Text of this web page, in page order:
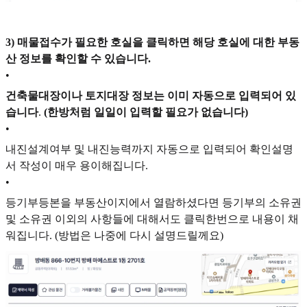
3) 매물접수가 필요한 호실을 클릭하면 해당 호실에 대한 부동
산 정보를 확인할 수 있습니다.
•
건축물대장이나 토지대장 정보는 이미 자동으로 입력되어 있
습니다. (한방처럼 일일이 입력할 필요가 없습니다)
•
내진설계여부 및 내진능력까지 자동으로 입력되어 확인설명
서 작성이 매우 용이해집니다.
•
등기부등본을 부동산이지에서 열람하셨다면 등기부의 소유권
및 소유권 이외의 사항들에 대해서도 클릭한번으로 내용이 채
워집니다. (방법은 나중에 다시 설명드릴께요)